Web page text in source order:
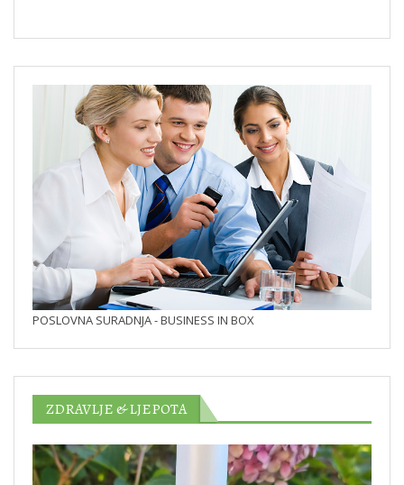
POSLOVNA SURADNJA - BUSINESS IN BOX
ZDRAVLJE & LJEPOTA